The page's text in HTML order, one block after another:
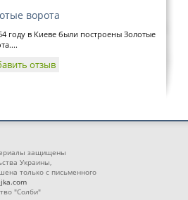
ворота
году в Киеве были построены Золотые
отзыв
защищены
Украины,
только с письменного
"Солби"